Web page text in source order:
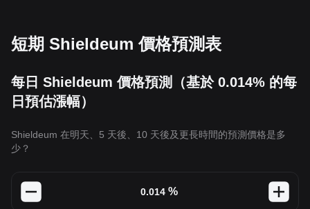
短期 Shieldeum 價格預測表
每日 Shieldeum 價格預測（基於 0.014% 的每
日預估漲幅）
Shieldeum 在明天、5 天後、10 天後及更長時間的預測價格是多
少？
%